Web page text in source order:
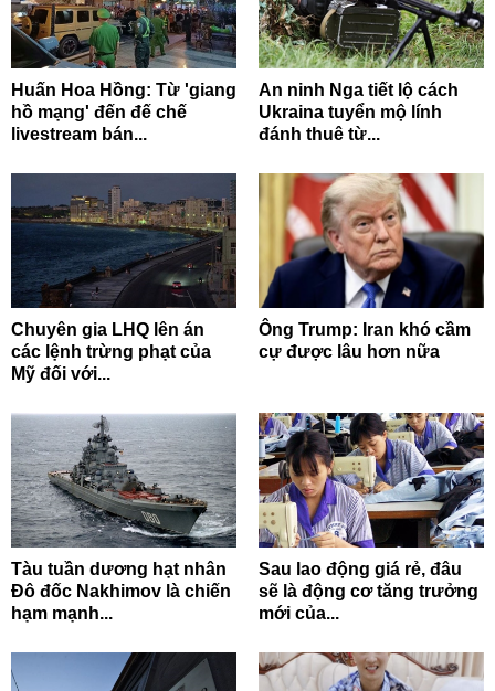
Huấn Hoa Hồng: Từ 'giang
hồ mạng' đến đế chế
livestream bán...
An ninh Nga tiết lộ cách
Ukraina tuyển mộ lính
đánh thuê từ...
Chuyên gia LHQ lên án
các lệnh trừng phạt của
Mỹ đối với...
Ông Trump: Iran khó cầm
cự được lâu hơn nữa
Tàu tuần dương hạt nhân
Đô đốc Nakhimov là chiến
hạm mạnh...
Sau lao động giá rẻ, đâu
sẽ là động cơ tăng trưởng
mới của...